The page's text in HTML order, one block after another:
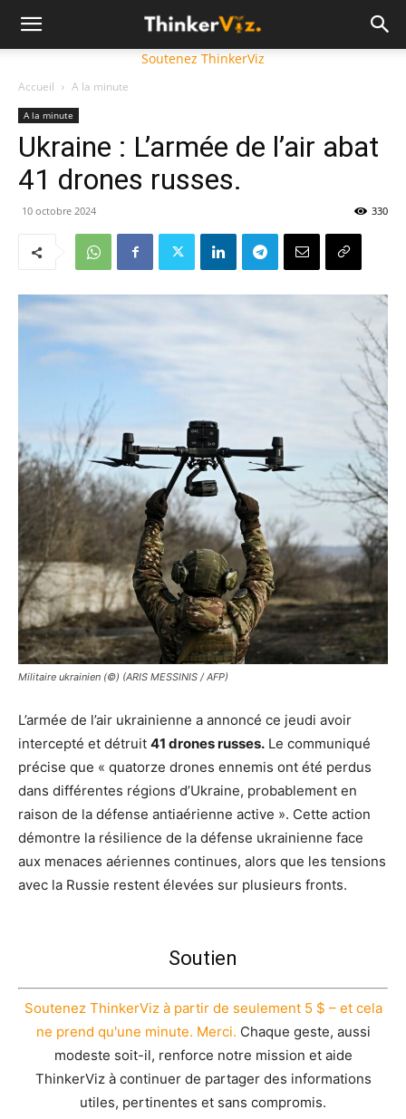
Soutenez ThinkerViz
Accueil A la minute
A la minute
Ukraine : L’armée de l’air abat
41 drones russes.
10 octobre 2024 330
Militaire ukrainien (©) (ARIS MESSINIS / AFP)
L’armée de l’air ukrainienne a annoncé ce jeudi avoir
intercepté et détruit 41 drones russes. Le communiqué
précise que « quatorze drones ennemis ont été perdus
dans différentes régions d’Ukraine, probablement en
raison de la défense antiaérienne active ». Cette action
démontre la résilience de la défense ukrainienne face
aux menaces aériennes continues, alors que les tensions
avec la Russie restent élevées sur plusieurs fronts.
Soutien
Soutenez ThinkerViz à partir de seulement 5 $ – et cela
ne prend qu'une minute. Merci. Chaque geste, aussi
modeste soit-il, renforce notre mission et aide
ThinkerViz à continuer de partager des informations
utiles, pertinentes et sans compromis.